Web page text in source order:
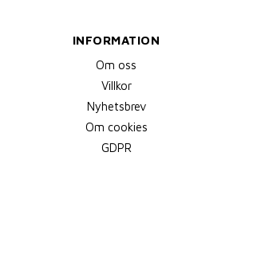
INFORMATION
Om oss
Villkor
Nyhetsbrev
Om cookies
GDPR